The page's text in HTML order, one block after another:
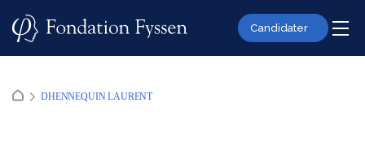
Candidater
DHENNEQUIN LAURENT